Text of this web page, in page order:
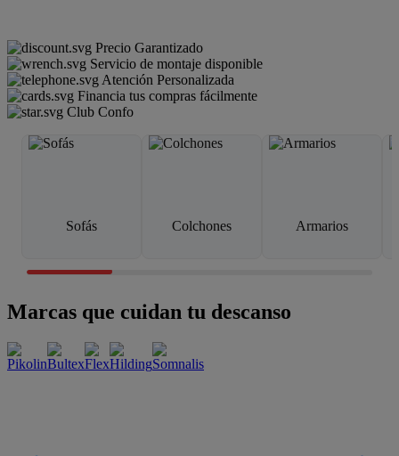
Precio Garantizado
Servicio de montaje disponible
Atención Personalizada
Financia tus compras fácilmente
Club Confo
Sofás Colchones Armarios
Marcas que cuidan tu descanso